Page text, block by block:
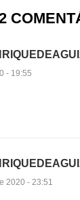
- 19:55
2020 - 23:51